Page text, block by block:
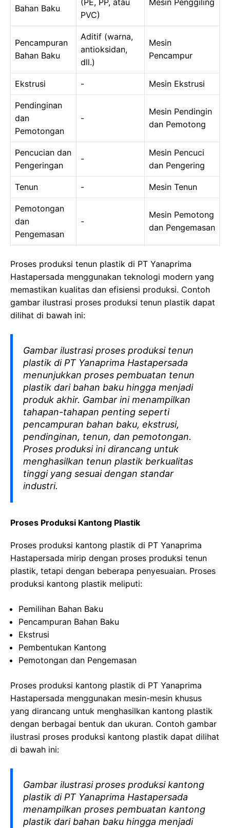
Bahan Baku
(PE, PP, atau
PVC)
Mesin Penggiling
Pencampuran
Bahan Baku
Aditif (warna,
antioksidan,
dll.)
Mesin
Pencampur
Ekstrusi - Mesin Ekstrusi
Pendinginan
dan
Pemotongan
-
Mesin Pendingin
dan Pemotong
Pencucian dan
Pengeringan
-
Mesin Pencuci
dan Pengering
Tenun - Mesin Tenun
Pemotongan
dan
Pengemasan
-
Mesin Pemotong
dan Pengemasan
Proses produksi tenun plastik di PT Yanaprima
Hastapersada menggunakan teknologi modern yang
memastikan kualitas dan efisiensi produksi. Contoh
gambar ilustrasi proses produksi tenun plastik dapat
dilihat di bawah ini:
Gambar ilustrasi proses produksi tenun
plastik di PT Yanaprima Hastapersada
menunjukkan proses pembuatan tenun
plastik dari bahan baku hingga menjadi
produk akhir. Gambar ini menampilkan
tahapan-tahapan penting seperti
pencampuran bahan baku, ekstrusi,
pendinginan, tenun, dan pemotongan.
Proses produksi ini dirancang untuk
menghasilkan tenun plastik berkualitas
tinggi yang sesuai dengan standar
industri.
Proses Produksi Kantong Plastik
Proses produksi kantong plastik di PT Yanaprima
Hastapersada mirip dengan proses produksi tenun
plastik, tetapi dengan beberapa penyesuaian. Proses
produksi kantong plastik meliputi:
Pemilihan Bahan Baku
Pencampuran Bahan Baku
Ekstrusi
Pembentukan Kantong
Pemotongan dan Pengemasan
Proses produksi kantong plastik di PT Yanaprima
Hastapersada menggunakan mesin-mesin khusus
yang dirancang untuk menghasilkan kantong plastik
dengan berbagai bentuk dan ukuran. Contoh gambar
ilustrasi proses produksi kantong plastik dapat dilihat
di bawah ini:
Gambar ilustrasi proses produksi kantong
plastik di PT Yanaprima Hastapersada
menampilkan proses pembuatan kantong
plastik dari bahan baku hingga menjadi